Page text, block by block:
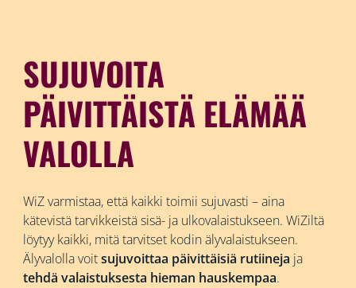
SUJUVOITA
PÄIVITTÄISTÄ ELÄMÄÄ
VALOLLA
WiZ varmistaa, että kaikki toimii sujuvasti – aina
kätevistä tarvikkeistä sisä- ja ulkovalaistukseen. WiZiltä
löytyy kaikki, mitä tarvitset kodin älyvalaistukseen.
Älyvalolla voitsujuvoittaa päivittäisiä rutiineja ja
tehdä valaistuksesta hieman hauskempaa.